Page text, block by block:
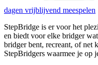
dagen vrijblijvend meespelen
StepBridge is er voor het
en biedt voor elke bridger
bridger bent, recreant, of net
StepBridgers waarmee je op